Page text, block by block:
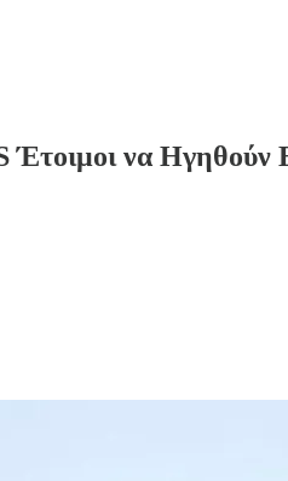
Έτοιμοι να Ηγηθούν